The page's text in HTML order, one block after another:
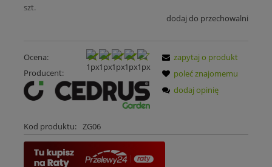
szt.
dodaj do przechowalni
Ocena:
Producent:
Kod produktu: ZG06
zapytaj o produkt
poleć znajomemu
dodaj opinię